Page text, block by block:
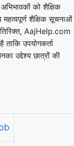
को शैक्षिक
शैक्षिक सूचनाओं
AajHelp.com
ताकि उपयोगकर्ता
उद्देश्य छात्रों की